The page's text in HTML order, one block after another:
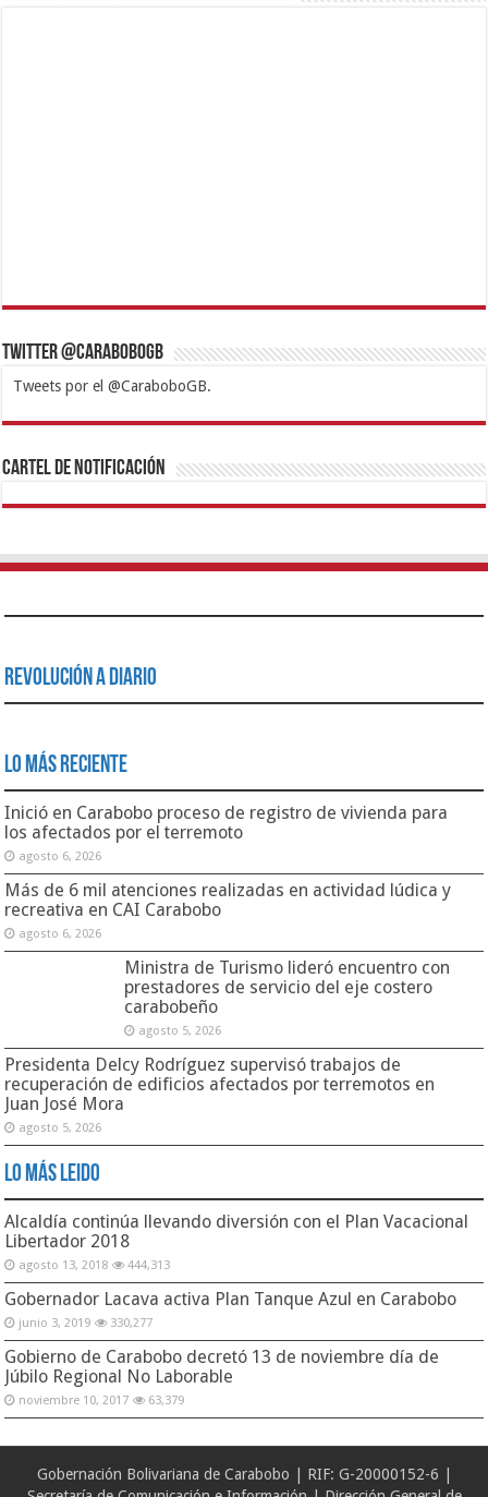
Twitter @CaraboboGB
Tweets por el @CaraboboGB.
1xbetBetturkeyBetistKralbetSupertotobetTipobetMatadorbetMariobet
https://mvbcasino.com/
Cartel de Notificación
Revolución a Diario
Lo Más Reciente
Inició en Carabobo proceso de registro de vivienda para
los afectados por el terremoto
agosto 6, 2026
Más de 6 mil atenciones realizadas en actividad lúdica y
recreativa en CAI Carabobo
agosto 6, 2026
Ministra de Turismo lideró encuentro con
prestadores de servicio del eje costero
carabobeño
agosto 5, 2026
Presidenta Delcy Rodríguez supervisó trabajos de
recuperación de edificios afectados por terremotos en
Juan José Mora
agosto 5, 2026
Lo Más Leido
Alcaldía continúa llevando diversión con el Plan Vacacional
Libertador 2018
agosto 13, 2018 444,313
Gobernador Lacava activa Plan Tanque Azul en Carabobo
junio 3, 2019 330,277
Gobierno de Carabobo decretó 13 de noviembre día de
Júbilo Regional No Laborable
noviembre 10, 2017 63,379
Gobernación Bolivariana de Carabobo | RIF: G-20000152-6 |